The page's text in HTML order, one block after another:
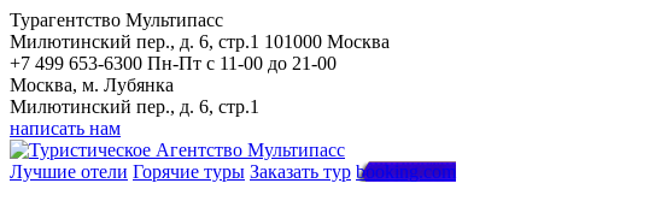
Турагентство Мультипасс
Милютинский пер., д. 6, стр.1 101000 Москва
+7 499 653-6300 Пн-Пт с 11-00 до 21-00
Москва, м. Лубянка
Милютинский пер., д. 6, стр.1
написать нам
Лучшие отели Горячие туры Заказать тур booking.com